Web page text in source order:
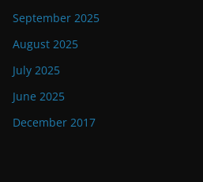
September 2025
August 2025
July 2025
June 2025
December 2017